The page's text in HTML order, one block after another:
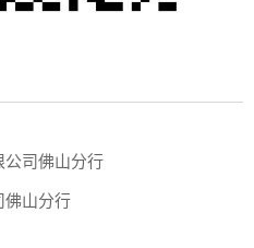
公司佛山分行
佛山分行